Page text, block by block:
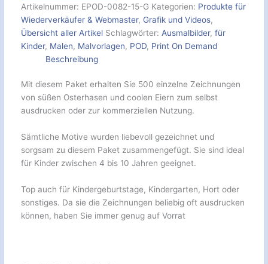
Artikelnummer: EPOD-0082-15-G Kategorien: Produkte für
Wiederverkäufer & Webmaster, Grafik und Videos,
Übersicht aller Artikel Schlagwörter: Ausmalbilder, für
Kinder, Malen, Malvorlagen, POD, Print On Demand
Beschreibung
Mit diesem Paket erhalten Sie 500 einzelne Zeichnungen
von süßen Osterhasen und coolen Eiern zum selbst
ausdrucken oder zur kommerziellen Nutzung.
Sämtliche Motive wurden liebevoll gezeichnet und
sorgsam zu diesem Paket zusammengefügt. Sie sind ideal
für Kinder zwischen 4 bis 10 Jahren geeignet.
Top auch für Kindergeburtstage, Kindergarten, Hort oder
sonstiges. Da sie die Zeichnungen beliebig oft ausdrucken
können, haben Sie immer genug auf Vorrat